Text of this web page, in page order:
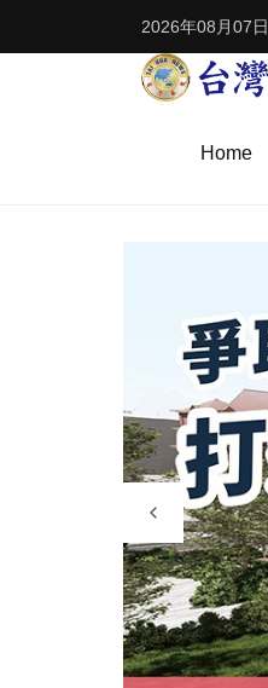
2026年08月07日
Home